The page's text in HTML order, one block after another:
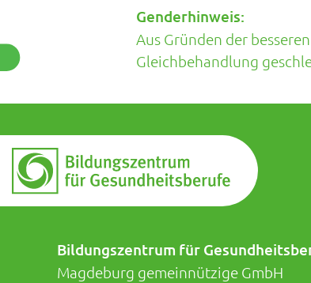
Genderhinweis:
Aus Gründen der
Gleichbehandlung
Bildungszentrum für
Magdeburg gemeinnützige GmbH